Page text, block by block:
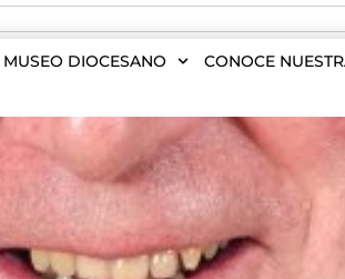
DIOCESANO CONOCE